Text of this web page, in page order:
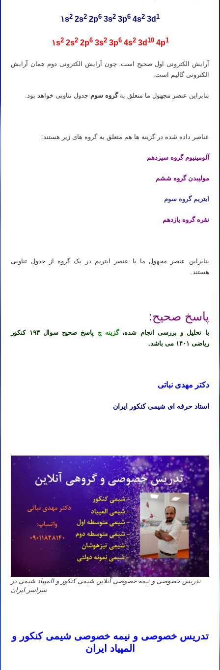
۱s2 2s2 2p6 3s2 3p6 4s2 3d 1
۱s22s22p63s23p64s23d 104p1
آرایش الکترونی اول صحیح است. چون آرایش الکترونی دوم همان آرایش
الکترونی گالیم است.
بنابراین عنصر مجهول ما متعلق بهگروه سوم جدول تناوبی خواهد بود.
عناصر داده شده در گزینه ها هم متعلق به گروه های زیر هستند:
آلومینیوم گروه سیزدهم
مولیبدن گروه ششم
ایتریم گروه سوم
نقره گروه یازدهم
بنابراین عنصر مجهول ما با عنصر ایتریم در یک گروه از جدول تناوبی
هستند.
پاسخ صحیح:
با تحلیل و بررسی انجام شده،گزینه ج
پاسخ صحیح سوال ۱۹۳ کنکور
ریاضی ۱۴۰۱ می باشد.
دکتر مهدی نباتی
استاد حرفه ای شیمی کنکور ایران
تدریس خصوصی و نیمه خصوصی آنلاین شیمی کنکور و المپیاد شیمی در
سراسر ایران
تدریس خصوصی و نیمه خصوصی شیمی کنکور و
المپیاد ایران